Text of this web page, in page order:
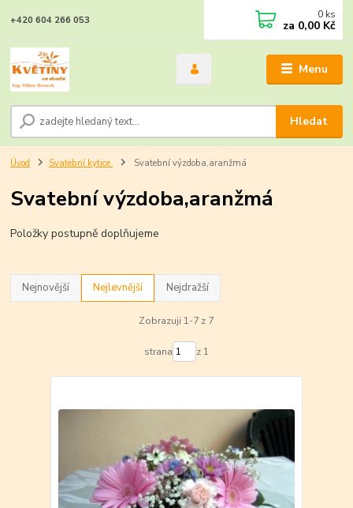
Menu
Hledat
+420 604 266 053 0 ks
za 0,00 Kč
Úvod Svatební kytice Svatební výzdoba,aranžmá
Svatební výzdoba,aranžmá
Položky postupně doplňujeme
Nejnovější Nejlevnější Nejdražší
Zobrazuji 1-7 z 7
strana z 1